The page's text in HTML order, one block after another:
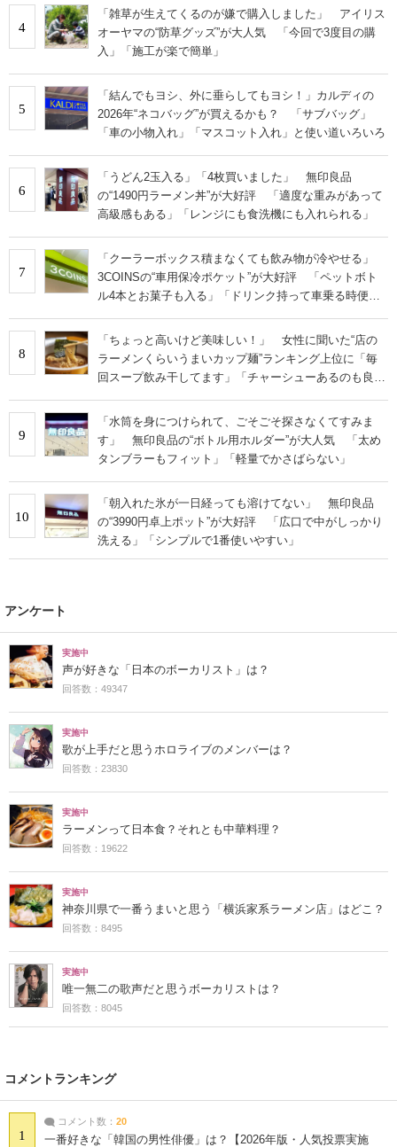
4
「雑草が生えてくるのが嫌で購入しました」 アイリス
オーヤマの“防草グッズ”が大人気 「今回で3度目の購
入」「施工が楽で簡単」
5
「結んでもヨシ、外に垂らしてもヨシ！」カルディの
2026年“ネコバッグ”が買えるかも？ 「サブバッグ」
「車の小物入れ」「マスコット入れ」と使い道いろいろ
6
「うどん2玉入る」「4枚買いました」 無印良品
の“1490円ラーメン丼”が大好評 「適度な重みがあって
高級感もある」「レンジにも食洗機にも入れられる」
7
「クーラーボックス積まなくても飲み物が冷やせる」
3COINSの“車用保冷ポケット”が大好評 「ペットボト
ル4本とお菓子も入る」「ドリンク持って車乗る時便
8
「ちょっと高いけど美味しい！」 女性に聞いた“店の
ラーメンくらいうまいカップ麺”ランキング上位に「毎
回スープ飲み干してます」「チャーシューあるのも良
9
「水筒を身につけられて、ごそごそ探さなくてすみま
す」 無印良品の“ボトル用ホルダー”が大人気 「太め
タンブラーもフィット」「軽量でかさばらない」
10
「朝入れた氷が一日経っても溶けてない」 無印良品
の“3990円卓上ポット”が大好評 「広口で中がしっかり
洗える」「シンプルで1番使いやすい」
アンケート
実施中
声が好きな「日本のボーカリスト」は？
回答数：49347
実施中
歌が上手だと思うホロライブのメンバーは？
回答数：23830
実施中
ラーメンって日本食？それとも中華料理？
回答数：19622
実施中
神奈川県で一番うまいと思う「横浜家系ラーメン店」はどこ？
回答数：8495
実施中
唯一無二の歌声だと思うボーカリストは？
回答数：8045
コメントランキング
1
コメント数： 20
一番好きな「韓国の男性俳優」は？【2026年版・人気投票実施